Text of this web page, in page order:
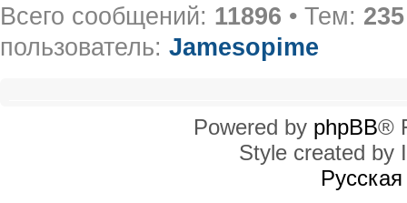
Всего сообщений: 11896 • Тем: 235
пользователь: Jamesopime
Powered by phpBB®
Style created by